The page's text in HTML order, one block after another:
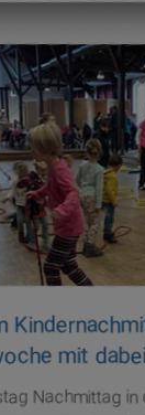
mit dabei
Nachmittag in